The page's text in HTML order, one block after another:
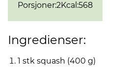
Porsjoner:2Kcal :568
Ingredienser:
1 stk squash (400 g)